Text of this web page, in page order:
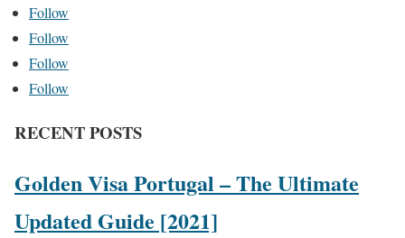
Follow
Follow
Follow
Follow
RECENT POSTS
Golden Visa Portugal – The Ultimate
Updated Guide [2021]